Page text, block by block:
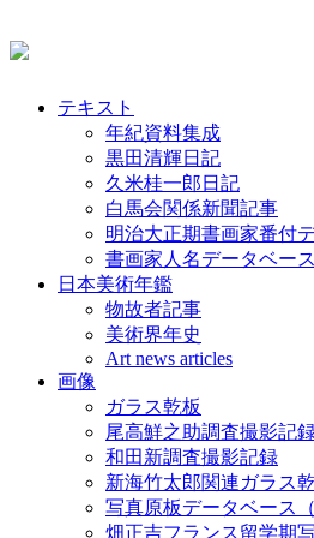
テキスト
年紀資料集成
黒田清輝日記
久米桂一郎日記
白馬会関係新聞記事
明治大正期書画家番付
書画家人名データベー
日本美術年鑑
物故者記事
美術界年史
Art news articles
画像
ガラス乾板
尾高鮮之助調査撮影記
和田新調査撮影記録
新海竹太郎関連ガラス
写真原板データベース（
畑正吉フランス留学期